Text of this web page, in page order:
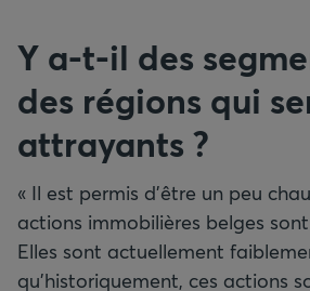
Y a-t-il des
des régions qui
attrayants ?
« Il est permis d’être un peu
actions immobilières belges
Elles sont actuellement
qu’historiquement, ces actions